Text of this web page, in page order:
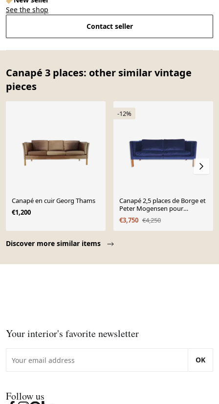
See the shop
Contact seller
Canapé 3 places: other similar vintage
pieces
Discover more similar items
Canapé en cuir Georg Thams
€1,200
-12%
Canapé 2,5 places de Borge et
Peter Mogensen pour
Fredericia, modèle 2335,
Danemark 1975
€3,750 €4,250
Your interior's favorite newsletter
OK
Follow us